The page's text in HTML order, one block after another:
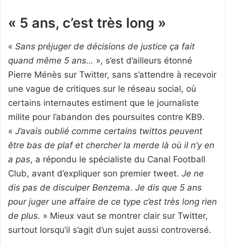
« 5 ans, c’est très long »
« Sans préjuger de décisions de justice ça fait
quand même 5 ans… », s’est d’ailleurs étonné
Pierre Ménès sur Twitter, sans s’attendre à recevoir
une vague de critiques sur le réseau social, où
certains internautes estiment que le journaliste
milite pour l’abandon des poursuites contre KB9.
« J’avais oublié comme certains twittos peuvent
être bas de plaf et chercher la merde là où il n’y en
a pas, a répondu le spécialiste du Canal Football
Club, avant d’expliquer son premier tweet. Je ne
dis pas de disculper Benzema. Je dis que 5 ans
pour juger une affaire de ce type c’est très long rien
de plus. » Mieux vaut se montrer clair sur Twitter,
surtout lorsqu’il s’agit d’un sujet aussi controversé.